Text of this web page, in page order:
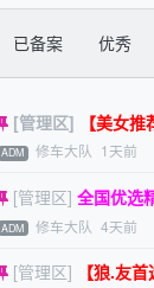
已备案 优秀
[管理区] 【美女
ADM 修车大队 1天前
[管理区] 全国优选
ADM 修车大队 4天前
[管理区] 【狼.友